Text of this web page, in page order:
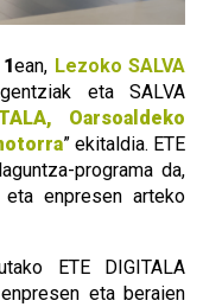
ean, Lezoko SALVA
eta SALVA
Oarsoaldeko
” ekitaldia. ETE
programa da,
eta enpresen arteko
ETE DIGITALA
eta beraien